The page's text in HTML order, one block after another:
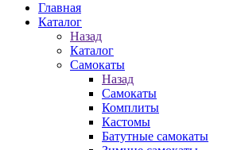
Главная
Каталог
Назад
Каталог
Самокаты
Назад
Самокаты
Комплиты
Кастомы
Батутные самокаты